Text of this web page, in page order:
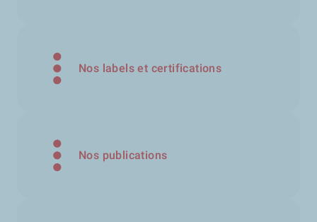
Nos labels et certifications
Nos publications